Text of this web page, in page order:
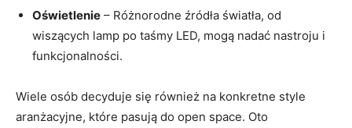
Oświetlenie – Różnorodne źródła światła, od
wiszących lamp po taśmy LED, mogą nadać nastroju i
funkcjonalności.
Wiele osób decyduje się również na konkretne style
aranżacyjne, które pasują do open space. Oto